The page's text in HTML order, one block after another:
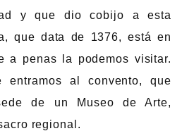
y que dio cobijo a esta
que data de 1376, está en
a penas la podemos visitar.
entramos al convento, que
de un Museo de Arte,
regional.